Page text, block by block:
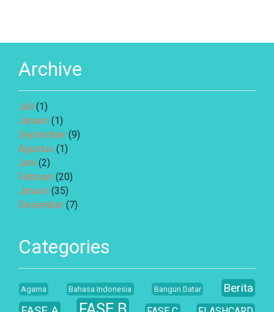
Archive
Juli (1)
Januari (1)
September (9)
Agustus (1)
Juni (2)
Februari (20)
Januari (35)
Desember (7)
Categories
Agama Bahasa Indonesia Bangun Datar
Berita